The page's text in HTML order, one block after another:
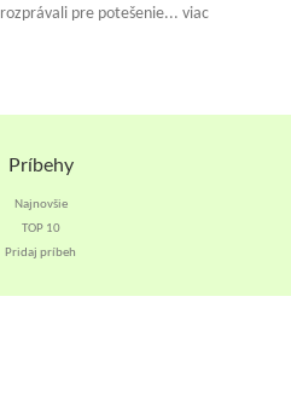
rozprávali pre potešenie... viac
Príbehy
Najnovšie
TOP 10
Pridaj príbeh